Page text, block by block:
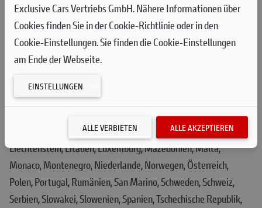
Der Service wird kostenlos für alle Ducati Kunden aktiviert, die
ihr Motorrad bei einem Ducati-Vertragspartner in Albanien,
Andorra, Belgien, Bosnien, Bulgarien, Dänemark, Deutschland,
Estland, Finnland, Frankreich, Griechenland, Großbritannien,
Irland, Island, Italien, Kanalinseln, Kosovo, Kroatien, Lettland,
Liechtenstein, Litauen, Luxemburg, Mazedonien, Malta,
Monaco, Montenegro, Niederlande, Norwegen, Österreich,
Polen, Portugal, Rumänien, San Marino, Schweden, Schweiz,
Serbien, Slowakei, Slowenien, Spanien, Tschechische Republik,
Exclusive Cars Vertriebs GmbH. Nähere Informationen über
Cookies finden Sie in der Cookie-Richtlinie oder in den
Cookie-Einstellungen. Sie finden die Cookie-Einstellungen
am Ende der Webseite.
EINSTELLUNGEN
ALLE VERBIETEN ALLE AKZEPTIEREN